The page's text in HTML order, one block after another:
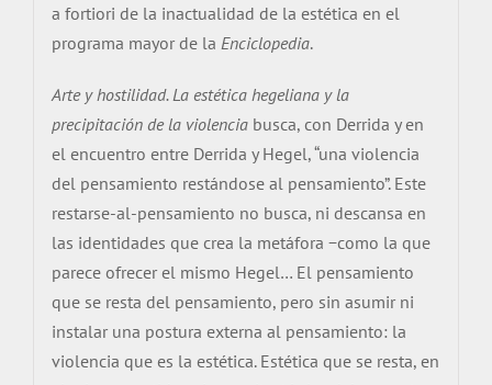
a fortiori de la inactualidad de la estética en el
programa mayor de la Enciclopedia.
Arte y hostilidad. La estética hegeliana y la
precipitación de la violencia busca, con Derrida y en
el encuentro entre Derrida y Hegel, “una violencia
del pensamiento restándose al pensamiento”. Este
restarse-al-pensamiento no busca, ni descansa en
las identidades que crea la metáfora −como la que
parece ofrecer el mismo Hegel… El pensamiento
que se resta del pensamiento, pero sin asumir ni
instalar una postura externa al pensamiento: la
violencia que es la estética. Estética que se resta, en